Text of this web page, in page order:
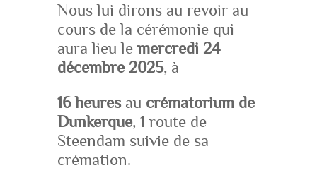
Nous lui dirons au revoir au
cours de la cérémonie qui
aura lieu le mercredi 24
décembre 2025, à
16 heuresau crématorium de
Dunkerque, 1 route de
Steendam suivie de sa
crémation.